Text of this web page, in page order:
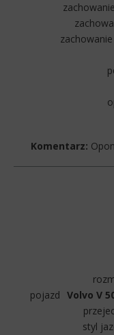
Komentarz:
pojazd Volvo V
styl